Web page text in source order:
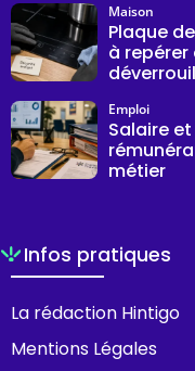
Plaque
à
Maison
Salaire
métier
Emploi
Infos pratiques
La rédaction Hintigo
Mentions Légales